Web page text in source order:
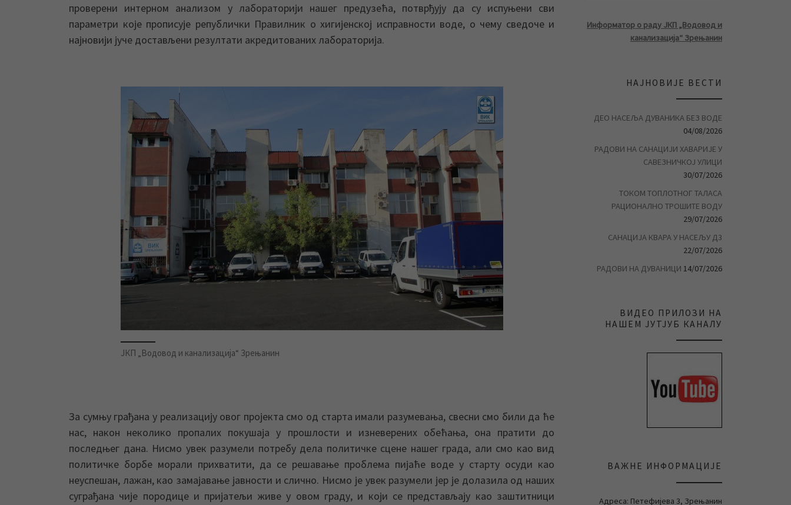
проверени интерном анализом у лабораторији нашег предузећа, потврђују да су испуњени сви
параметри које прописује републички Правилник о хигијенској исправности воде, о чему сведоче и
најновији јуче достављени резултати акредитованих лабораторија.
ЈКП „Водовод и канализација“ Зрењанин
За сумњу грађана у реализацију овог пројекта смо од старта имали разумевања, свесни смо били да ће
нас, након неколико пропалих покушаја у прошлости и изневерених обећања, она пратити до
последњег дана. Нисмо увек разумели потребу дела политичке сцене нашег града, али смо као вид
политичке борбе морали прихватити, да се решавање проблема пијаће воде у старту осуди као
неуспешан, лажан, као замајавање јавности и слично. Нисмо је увек разумели јер је долазила од наших
суграђана чије породице и пријатељи живе у овом граду, и који се представљају као заштитници
Информатор о раду ЈКП „Водовод и
канализација“ Зрењанин
НАЈНОВИЈЕ ВЕСТИ
ДЕО НАСЕЉА ДУВАНИКА БЕЗ ВОДЕ
04/08/2026
РАДОВИ НА САНАЦИЈИ ХАВАРИЈЕ У
САВЕЗНИЧКОЈ УЛИЦИ
30/07/2026
ТОКОМ ТОПЛОТНОГ ТАЛАСА
РАЦИОНАЛНО ТРОШИТЕ ВОДУ
29/07/2026
САНАЦИЈА КВАРА У НАСЕЉУ Д3
22/07/2026
РАДОВИ НА ДУВАНИЦИ 14/07/2026
ВИДЕО ПРИЛОЗИ НА
НАШЕМ ЈУТЈУБ КАНАЛУ
ВАЖНЕ ИНФОРМАЦИЈЕ
Адреса: Петефијева 3, Зрењанин